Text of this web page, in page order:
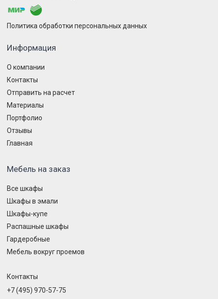
Политика обработки персональных данных
Информация
О компании
Контакты
Отправить на расчет
Материалы
Портфолио
Отзывы
Главная
Мебель на заказ
Все шкафы
Шкафы в эмали
Шкафы-купе
Распашные шкафы
Гардеробные
Мебель вокруг проемов
Контакты
+7 (495) 970-57-75